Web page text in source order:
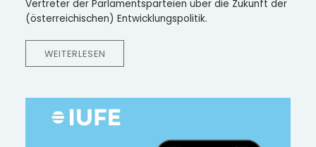
Vertreter der Parlamentsparteien über die Zukunft der
(österreichischen) Entwicklungspolitik.
WEITERLESEN